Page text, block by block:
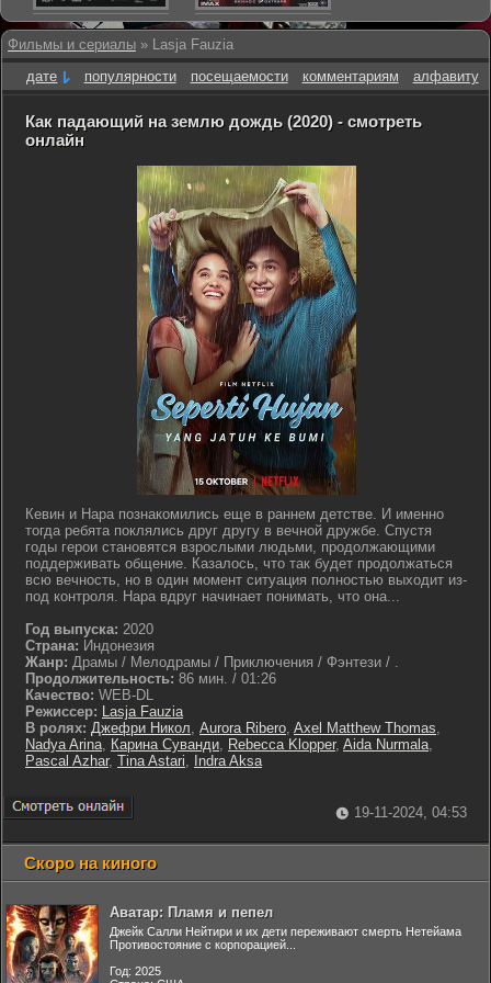
Фильмы и сериалы » Lasja Fauzia
дате
популярности посещаемости комментариям алфавиту
Как падающий на землю дождь (2020) - смотреть
онлайн
Кевин и Нара познакомились еще в раннем детстве. И именно
тогда ребята поклялись друг другу в вечной дружбе. Спустя
годы герои становятся взрослыми людьми, продолжающими
поддерживать общение. Казалось, что так будет продолжаться
всю вечность, но в один момент ситуация полностью выходит из-
под контроля. Нара вдруг начинает понимать, что она...
Год выпуска: 2020
Страна: Индонезия
Жанр: Драмы / Мелодрамы / Приключения / Фэнтези / .
Продолжительность: 86 мин. / 01:26
Качество: WEB-DL
Режиссер: Lasja Fauzia
В ролях: Джефри Никол, Aurora Ribero, Axel Matthew Thomas,
Nadya Arina, Карина Суванди, Rebecca Klopper, Aida Nurmala,
Pascal Azhar, Tina Astari, Indra Aksa
19-11-2024, 04:53
Скоро на киного
Аватар: Пламя и пепел
Джейк Салли Нейтири и их дети переживают смерть Нетейама
Противостояние с корпорацией...
Год: 2025